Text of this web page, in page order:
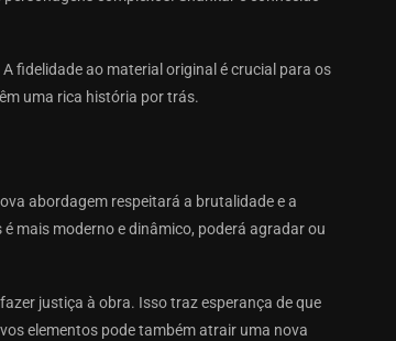
fidelidade ao material original é crucial para os
uma rica história por trás.
abordagem respeitará a brutalidade e a
é mais moderno e dinâmico, poderá agradar ou
justiça à obra. Isso traz esperança de que
elementos pode também atrair uma nova